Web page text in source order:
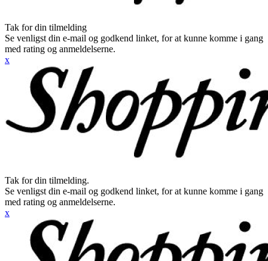
Tak for din tilmelding
Se venligst din e-mail og godkend linket, for at kunne komme i gang
med rating og anmeldelserne.
x
Tak for din tilmelding.
Se venligst din e-mail og godkend linket, for at kunne komme i gang
med rating og anmeldelserne.
x